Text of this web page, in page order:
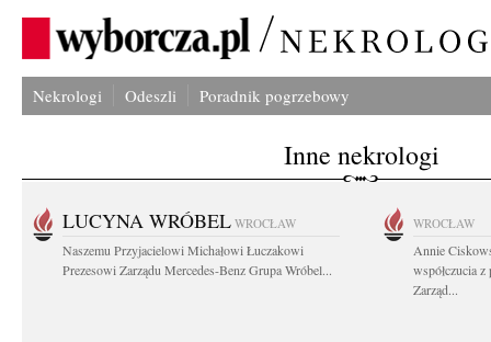
Nekrologi Odeszli Poradnik pogrzebowy
Inne nekrologi
LUCYNA WRÓBEL WROCŁAW
Naszemu Przyjacielowi Michałowi Łuczakowi
Prezesowi Zarządu Mercedes-Benz Grupa Wróbel...
WROCŁAW
Annie
współczucia
Zarząd...